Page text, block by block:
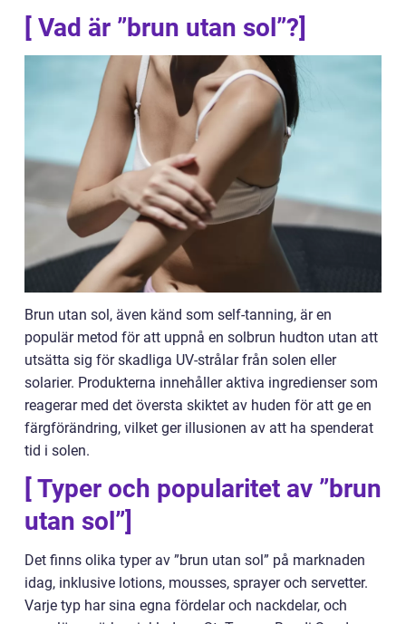
[ Vad är ”brun utan sol”?]
Brun utan sol, även känd som self-tanning, är en
populär metod för att uppnå en solbrun hudton utan att
utsätta sig för skadliga UV-strålar från solen eller
solarier. Produkterna innehåller aktiva ingredienser som
reagerar med det översta skiktet av huden för att ge en
färgförändring, vilket ger illusionen av att ha spenderat
tid i solen.
[ Typer och popularitet av ”brun
utan sol”]
Det finns olika typer av ”brun utan sol” på marknaden
idag, inklusive lotions, mousses, sprayer och servetter.
Varje typ har sina egna fördelar och nackdelar, och